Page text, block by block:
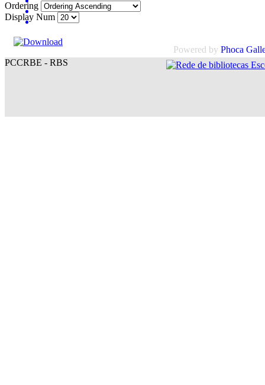
Ordering
Display Num
Powered by Phoca
PCCRBE - RBS